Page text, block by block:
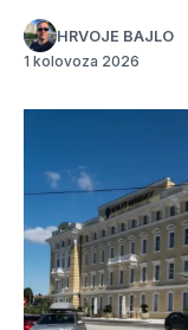
HRVOJE BAJLO
1 kolovoza 2026